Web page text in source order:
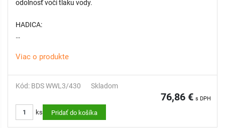
odolnosť voči tlaku vody.
HADICA:
2. vrstva: čierna vrstva – chráni pred prenikaním UV žiarenia a
4. vrstva: špeciálna TRICOT výstuž z polyesteru pre vyššiu
5. vrstva: vonkajší plášť z mäkčeného PVC – odolný voči
Viac o produkte
Kód: BDS WWL3/430 Skladom
76,86 € s DPH
ks Pridať do košíka